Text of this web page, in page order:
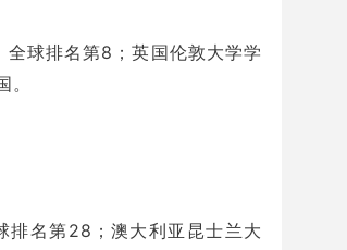
球排名第8；英国伦敦大学学
排名第28；澳大利亚昆士兰大